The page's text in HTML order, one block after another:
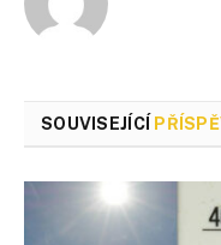
SOUVISEJÍCÍ